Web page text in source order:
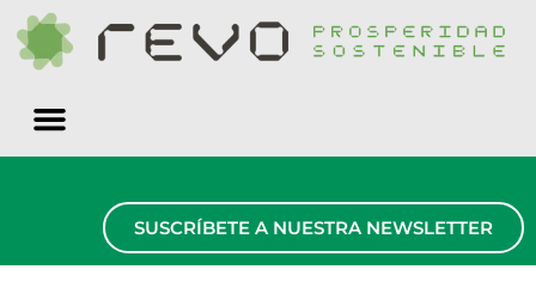
SUSCRÍBETE A NUESTRA NEWSLETTER